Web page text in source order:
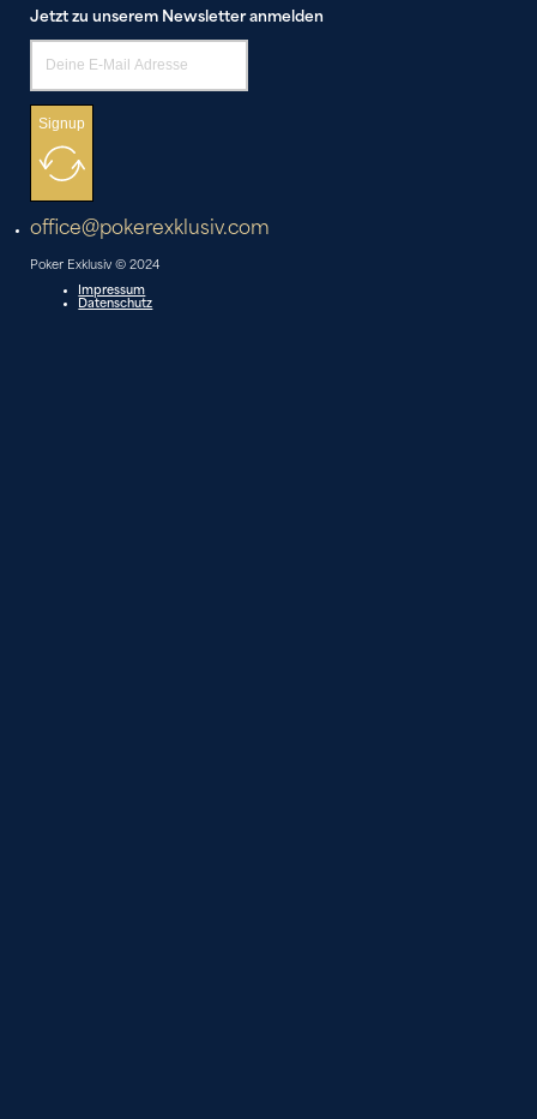
Jetzt zu unserem Newsletter anmelden
Signup
office@pokerexklusiv.com
Poker Exklusiv © 2024
Impressum
Datenschutz